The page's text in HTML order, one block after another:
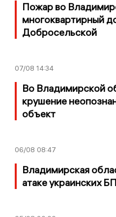
Пожар во
многоквартирный
Добросельской
07/08 14:34
Во Владимирской
крушение
объект
06/08 08:47
Владимирская
атаке украинских